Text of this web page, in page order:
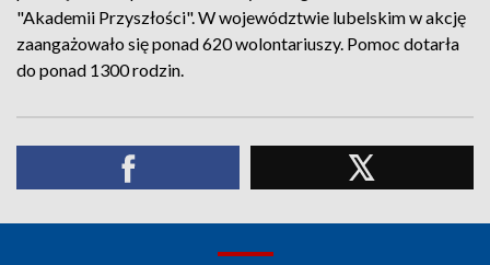
"Akademii Przyszłości". W województwie lubelskim w akcję
zaangażowało się ponad 620 wolontariuszy. Pomoc dotarła
do ponad 1300 rodzin.